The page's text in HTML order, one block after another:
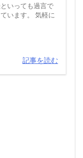
いっても過言で
います。 気軽に
記事を読む